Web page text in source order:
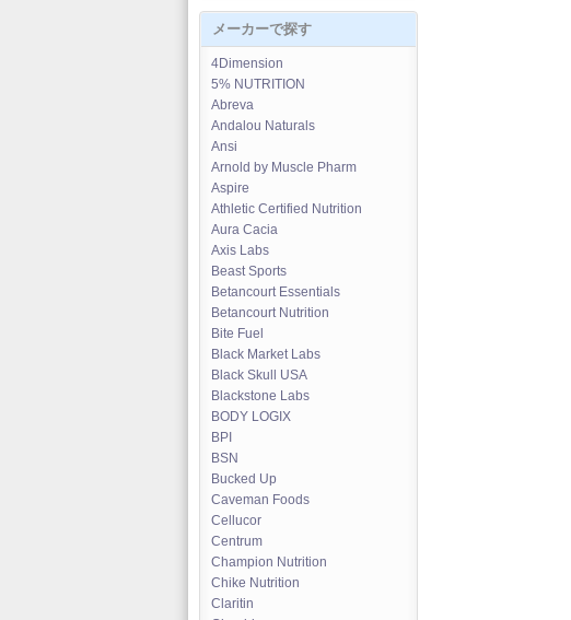
メーカーで探す
4Dimension
5% NUTRITION
Abreva
Andalou Naturals
Ansi
Arnold by Muscle Pharm
Aspire
Athletic Certified Nutrition
Aura Cacia
Axis Labs
Beast Sports
Betancourt Essentials
Betancourt Nutrition
Bite Fuel
Black Market Labs
Black Skull USA
Blackstone Labs
BODY LOGIX
BPI
BSN
Bucked Up
Caveman Foods
Cellucor
Centrum
Champion Nutrition
Chike Nutrition
Claritin